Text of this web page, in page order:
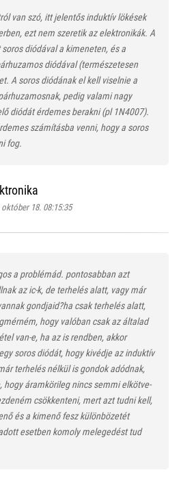
van szó, itt jelentős induktív lökések
ezt nem szeretik az elektronikák. A
diódával a kimeneten, és a
diódával (természetesen
A soros diódának el kell viselnie a
pedig valami nagy
diódát érdemes berakni (pl 1N4007).
számításba venni, hogy a soros
fog.
október 18. 08:15:35
a problémád. pontosabban azt
az ic-k, de terhelés alatt, vagy már
gondjaid?ha csak terhelés alatt,
hogy valóban csak az általad
van-e, ha az is rendben, akkor
soros diódát, hogy kivédje az induktív
terhelés nélkül is gondok adódnak,
hogy áramkörileg nincs semmi elkötve-
csökkenteni, mert azt tudni kell,
és a kimenő fesz különbözetét
esetben komoly melegedést tud